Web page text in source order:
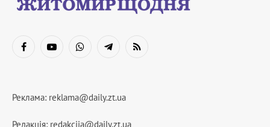
FacebookYouTubeWhatsAppTelegramRSS
Реклама: reklama@daily.zt.ua
Редакція: redakciia@daily.zt.ua